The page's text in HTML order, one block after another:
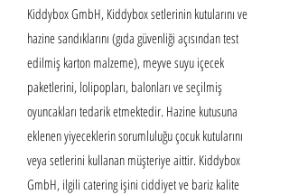
Kiddybox GmbH, Kiddybox setlerinin kutularını ve
hazine sandıklarını (gıda güvenliği açısından test
edilmiş karton malzeme), meyve suyu içecek
paketlerini, lolipopları, balonları ve seçilmiş
oyuncakları tedarik etmektedir. Hazine kutusuna
eklenen yiyeceklerin sorumluluğu çocuk kutularını
veya setlerini kullanan müşteriye aittir. Kiddybox
GmbH, ilgili catering işini ciddiyet ve bariz kalite